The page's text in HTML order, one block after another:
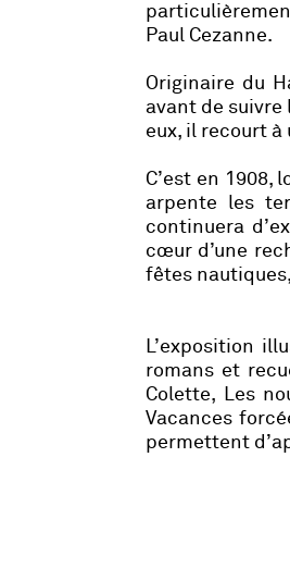
Paul Cezanne.
Originaire du
avant de suivre
eux, il recourt
C’est en 1908,
arpente les
continuera
cœur d’une
fêtes
L’exposition
romans et
Colette, Les
Vacances
permettent